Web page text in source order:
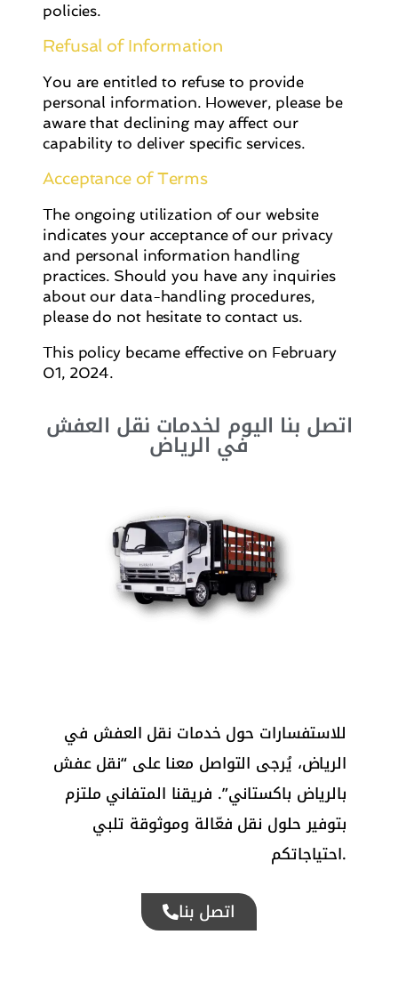
policies.
Refusal of Information
You are entitled to refuse to provide
personal information. However, please be
aware that declining may affect our
capability to deliver specific services.
Acceptance of Terms
The ongoing utilization of our website
indicates your acceptance of our privacy
and personal information handling
practices. Should you have any inquiries
about our data-handling procedures,
please do not hesitate to contact us.
This policy became effective on February
01, 2024.
اتصل بنا اليوم لخدمات نقل العفش
في الرياض
للاستفسارات حول خدمات نقل العفش في
الرياض، يُرجى التواصل معنا على “نقل عفش
بالرياض باكستاني”. فريقنا المتفاني ملتزم
بتوفير حلول نقل فعّالة وموثوقة تلبي
احتياجاتكم.
اتصل بنا